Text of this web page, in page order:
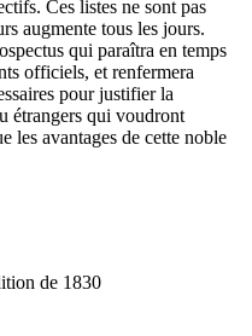
Ces listes ne sont pas
augmente tous les jours.
qui paraîtra en temps
officiels, et renfermera
pour justifier la
étrangers qui voudront
les avantages de cette noble
de 1830